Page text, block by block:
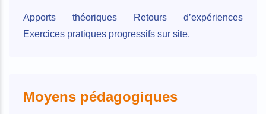
Apports théoriques Retours d’expériences
Exercices pratiques progressifs sur site.
Moyens pédagogiques